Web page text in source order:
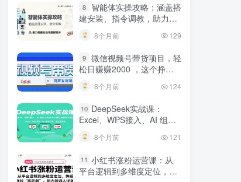
8
智能体实操攻略：涵盖搭
建安装、指令调教，助力搭
建行业专属智能体
8个月前 129
9 微信视频号带货项目，轻
松日赚赚2000 ，这个挣钱
入口很多伙伴都在闷声发财
8个月前 124
10 DeepSeek实战课：
Excel、WPS接入、AI 组合
工具与小红书批量做笔记技
巧
8个月前 121
11 小红书涨粉运营课：从
平台逻辑到多维度定位，传